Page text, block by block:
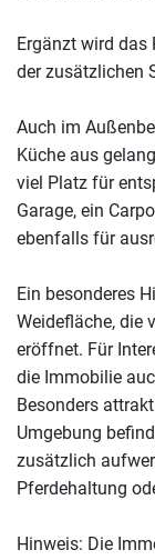
Ergänzt wird das
der zusätzlichen
Auch im
Küche aus
viel Platz für
Garage, ein
ebenfalls für
Ein besonderes
Weidefläche, die
eröffnet. Für
die Immobilie
Besonders
Umgebung
zusätzlich
Pferdehaltung
Hinweis: Die